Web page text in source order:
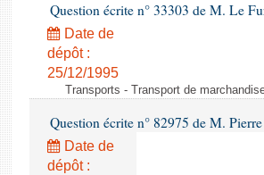
Budget et sécurité sociale
Questions écrites et orales
Comptes rendus des débats
Question écrite n° 33303 de M. Le
Date de
dépôt :
25/12/1995
Transports - Transport de
Question écrite n° 82975 de M.
Date de
dépôt :